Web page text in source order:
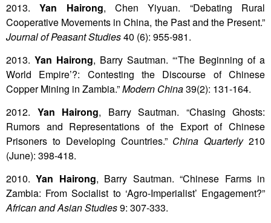
2013.Yan Hairong, Chen Yiyuan. “Debating Rural
Cooperative Movements in China, the Past and the Present.”
Journal of Peasant Studies40 (6): 955-981.
2013. Yan Hairong, Barry Sautman. “‘The Beginning of a
World Empire’?: Contesting the Discourse of Chinese
Copper Mining in Zambia.”Modern China39(2): 131-164.
2012. Yan Hairong, Barry Sautman. “Chasing Ghosts:
Rumors and Representations of the Export of Chinese
Prisoners to Developing Countries.”China Quarterly 210
(June): 398-418.
2010.Yan Hairong, Barry Sautman. “Chinese Farms in
Zambia: From Socialist to ‘Agro-Imperialist’ Engagement?”
African and Asian Studies9: 307-333.